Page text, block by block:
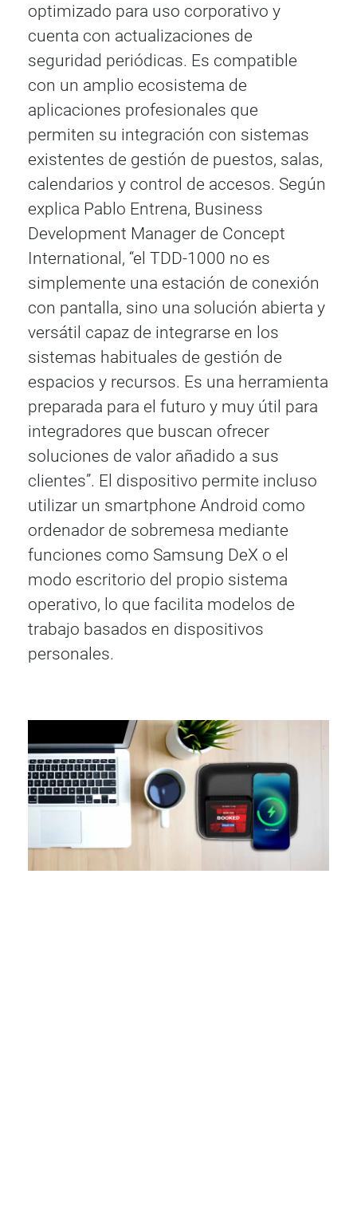
optimizado para uso corporativo y
cuenta con actualizaciones de
seguridad periódicas. Es compatible
con un amplio ecosistema de
aplicaciones profesionales que
permiten su integración con sistemas
existentes de gestión de puestos, salas,
calendarios y control de accesos. Según
explica Pablo Entrena, Business
Development Manager de Concept
International, “el TDD-1000 no es
simplemente una estación de conexión
con pantalla, sino una solución abierta y
versátil capaz de integrarse en los
sistemas habituales de gestión de
espacios y recursos. Es una herramienta
preparada para el futuro y muy útil para
integradores que buscan ofrecer
soluciones de valor añadido a sus
clientes”. El dispositivo permite incluso
utilizar un smartphone Android como
ordenador de sobremesa mediante
funciones como Samsung DeX o el
modo escritorio del propio sistema
operativo, lo que facilita modelos de
trabajo basados en dispositivos
personales.